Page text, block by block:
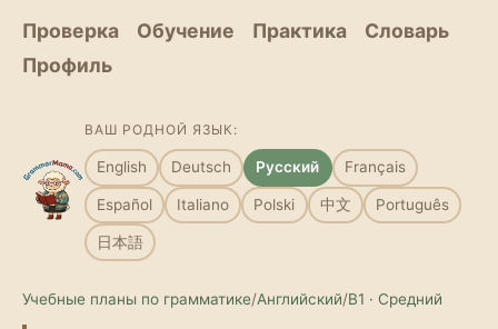
Проверка Обучение Практика
Словарь
Профиль
ВАШ РОДНОЙ ЯЗЫК:
English Deutsch Русский Français
Español Italiano Polski 中文 Português
日本語
Учебные планы по грамматике/Английский/B1 · Средний